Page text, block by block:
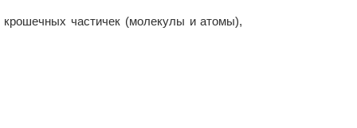
крошечных частичек (молекулы и атомы),